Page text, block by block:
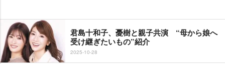
君島十和子、憂樹と親子共演 “母から娘へ
受け継ぎたいもの”紹介
2025-10-28